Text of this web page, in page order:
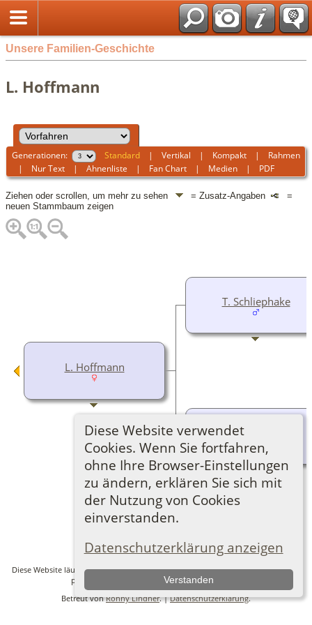
Unsere Familien-Geschichte
Diese Website verwendet
Cookies. Wenn Sie fortfahren,
ohne Ihre Browser-Einstellungen
zu ändern, erklären Sie sich mit
der Nutzung von Cookies
einverstanden.
Datenschutzerklärung anzeigen
Verstanden
L. Hoffmann
Generationen: Standard |Vertikal | Kompakt | Rahmen
| Nur Text |Ahnenliste | Fan Chart | Medien | PDF
Ziehen oder scrollen, um mehr zu sehen = Zusatz-Angaben
=
neuen Stammbaum zeigen
L. Hoffmann
T. Schliephake
K. Hoffmann
Diese Website läuft mitThe Next Generation of Genealogy Sitebuildingv. 14.0.6,
programmiert von Darrin Lythgoe © 2001-2026.
Betreut vonRonny Lindner. |Datenschutzerklärung.